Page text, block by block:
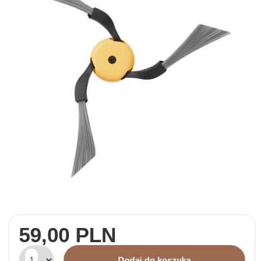
59,00 PLN
Pokaż na mapie